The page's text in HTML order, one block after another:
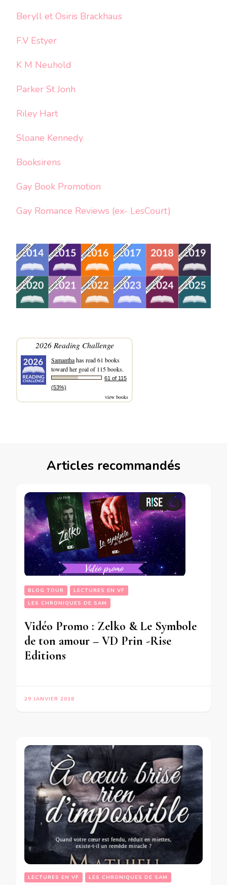
Beryll et Osiris Brackhaus
F.V Estyer
K M Neuhold
Parker St Jonh
Riley Hart
Sloane Kennedy
Booksirens
Gay Book Promotion
Gay Romance Reviews (ex- LesCourt)
2026 Reading Challenge
Samanthahas read 61 books
toward her goal of 115 books.
61 of 115
(53%)
view books
Articles recommandés
BLOG TOUR
LECTURES EN VF
LES CHRONIQUES DE SAM
Vidéo Promo : Zelko & Le Symbole
de ton amour – VD Prin -Rise
Editions
29 JANVIER 2018
LECTURES EN VF
LES CHRONIQUES DE SAM